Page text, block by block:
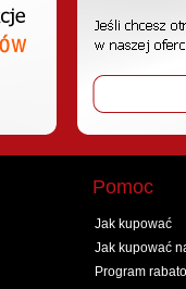
Pomoc
Jak kupować
Jak kupować
Program